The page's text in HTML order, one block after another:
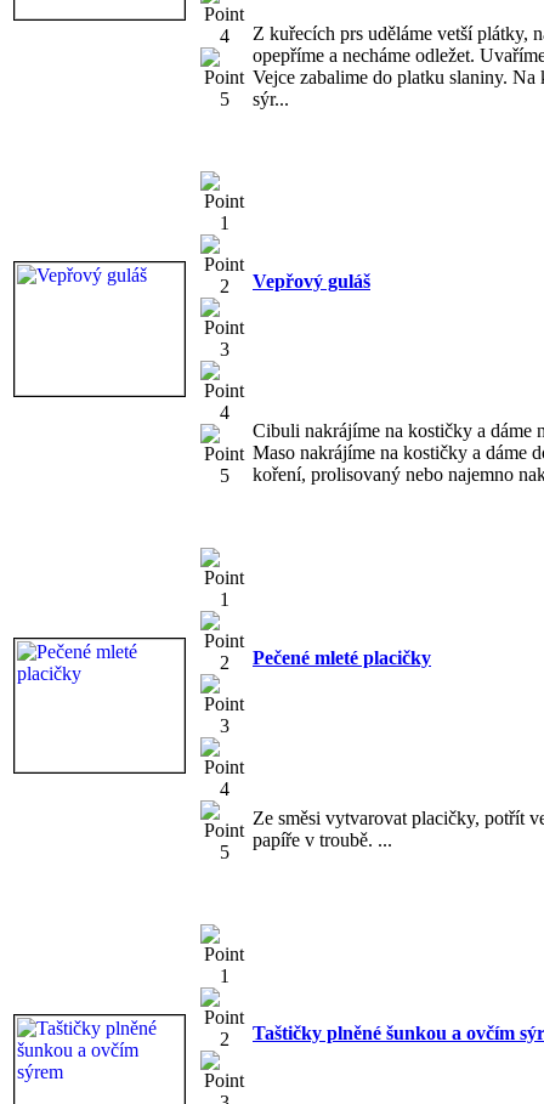
Z kuřecích prs uděláme vetší plátky,
opepříme a necháme odležet.
Vejce zabalime do platku slaniny. Na
sýr...
Vepřový guláš
Cibuli nakrájíme na kostičky a dáme
Maso nakrájíme na kostičky a dáme
koření, prolisovaný nebo najemno
Pečené mleté placičky
Ze směsi vytvarovat placičky, potřít
papíře v troubě. ...
Taštičky plněné šunkou a ovčím